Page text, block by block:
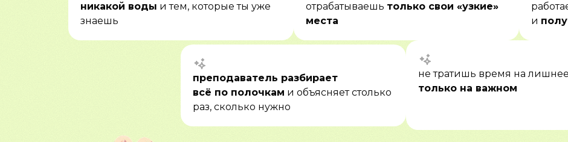
никакой воды и тем, которые ты уже
знаешь
отрабатываешь только свои «узкие»
места
и
преподаватель разбирает
всё по полочкам и объясняет столько
раз, сколько нужно
не тратишь время на
только на важном